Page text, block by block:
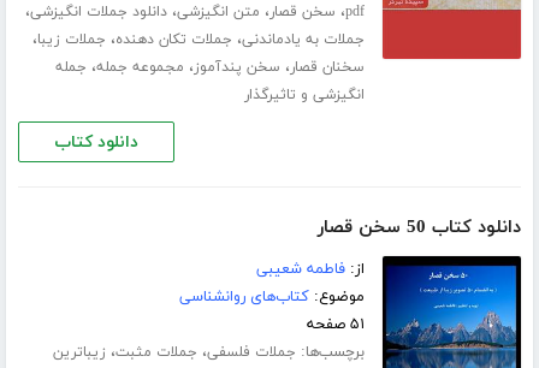
pdf، سخن قصار، متن انگیزشی،دانلود جملات انگیزشی،
جملات به یادماندنی، جملات تکان دهنده، جملات زیبا،
سخنان قصار، سخن پندآموز، مجموعه جمله، جمله
انگیزشی و تاثیرگذار
دانلود کتاب
دانلود کتاب 50 سخن قصار
از:فاطمه شعیبی
موضوع:کتاب‌های روانشناسی
۵۱ صفحه
برچسب‌ها: جملات فلسفی، جملات مثبت، زیباترین